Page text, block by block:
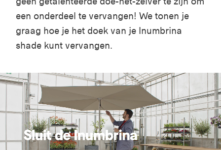
een onderdeel te vervangen! We tonen je
graag hoe je het doek van je Inumbrina
shade kunt vervangen.